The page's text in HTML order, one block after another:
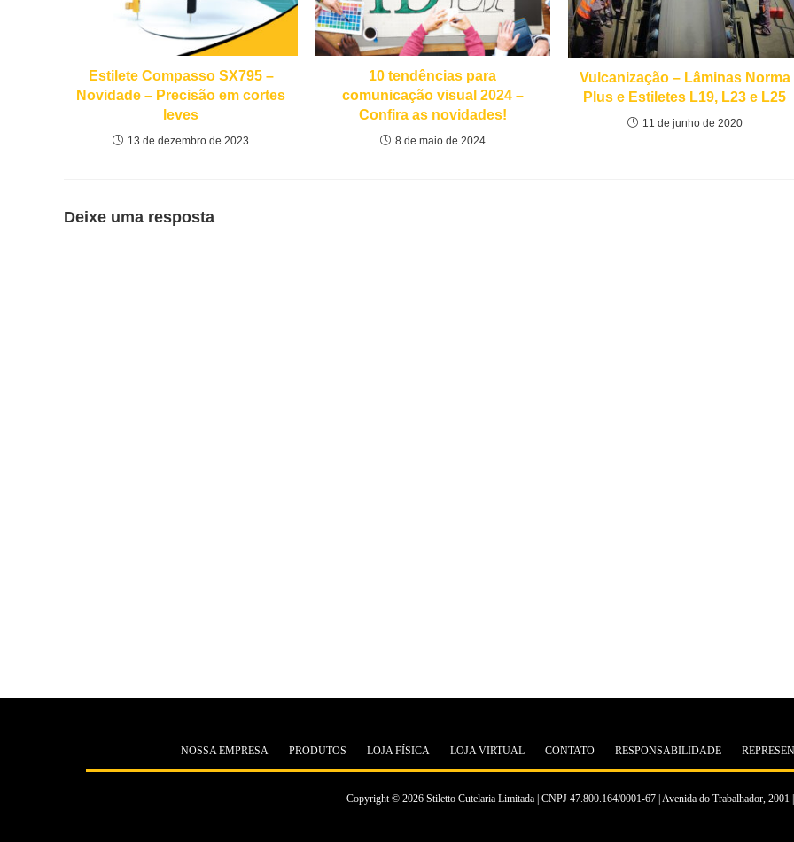
Estilete Compasso SX795 –
Novidade – Precisão em cortes
leves
13 de dezembro de 2023
10 tendências para
comunicação visual 2024 –
Confira as novidades!
8 de maio de 2024
Vulcanização – Lâminas Norma
Plus e Estiletes L19, L23 e L25
11 de junho de 2020
Deixe uma resposta
NOSSA EMPRESA PRODUTOS LOJA FÍSICA LOJA VIRTUAL CONTATO RESPONSABILIDADE
Copyright © 2026 Stiletto Cutelaria Limitada | CNPJ 47.800.164/0001-67 | Avenida do Trabalhador, 2001